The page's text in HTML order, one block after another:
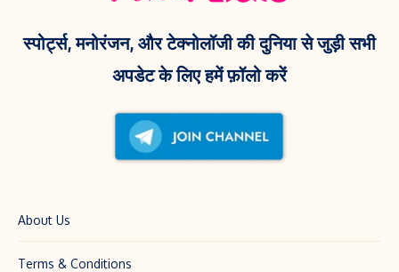
मचाई
धूम!
भरपूर
स्पोर्ट्स, मनोरंजन, और टेक्नोलॉजी की दुनिया से जुड़ी सभी
अपडेट के लिए हमें फ़ॉलो करें
About Us
Terms & Conditions